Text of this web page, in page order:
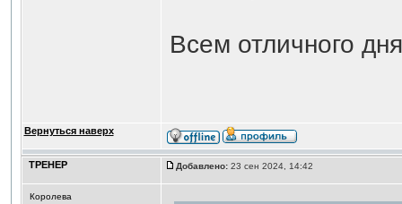
Всем отличного
Вернуться наверх
ТРЕНЕР Добавлено:23 сен 2024, 14:42
Королева